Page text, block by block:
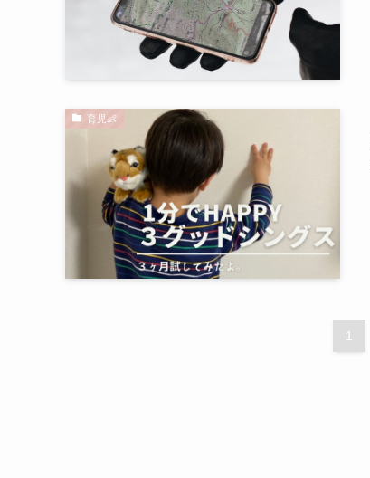
育児👶
1